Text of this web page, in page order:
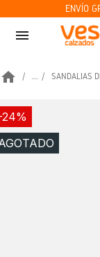
ENVÍO
menu
home ... SANDALIAS